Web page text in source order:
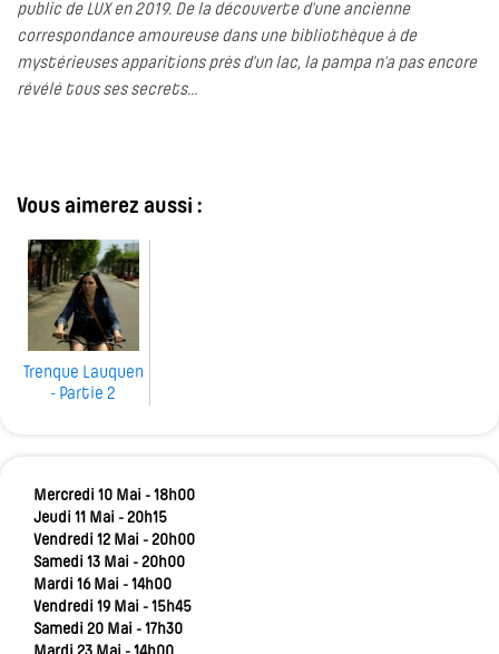
public de LUX en 2019. De la découverte d’une ancienne
correspondance amoureuse dans une bibliothèque à de
mystérieuses apparitions près d’un lac, la pampa n’a pas encore
révélé tous ses secrets…
Vous aimerez aussi :
Trenque Lauquen
- Partie 2
Mercredi 10 Mai - 18h00
Jeudi 11 Mai - 20h15
Vendredi 12 Mai - 20h00
Samedi 13 Mai - 20h00
Mardi 16 Mai - 14h00
Vendredi 19 Mai - 15h45
Samedi 20 Mai - 17h30